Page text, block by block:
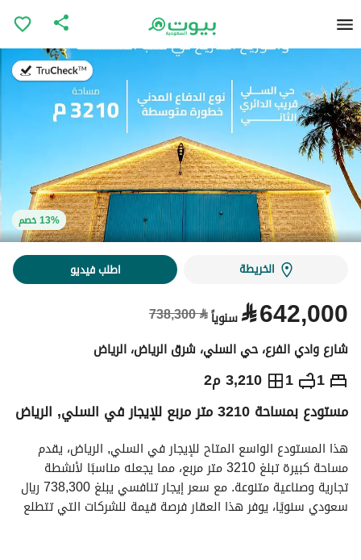
13% خصم
13% خصم
الخريطة اطلب فيديو
⃁642,000 سنوياً⃁
738,300
شارع وادي الفرع، حي السلي، شرق الرياض، الرياض
1
1 3,210 م2 ⃁
642,000 سنوياً
الإعلان الاماكن القريبةمستودع بمساحة 3210 متر مربع للإيجار في السلي, الرياض